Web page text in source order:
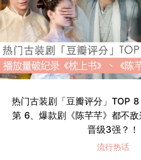
热门古装剧「豆瓣评分」TOP
第 6、爆款剧《陈芊芊》都不
晋级3强？！
流行热话